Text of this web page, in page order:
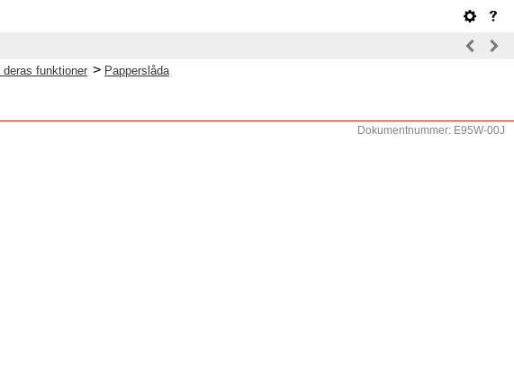
deras funktioner > Papperslåda
Dokumentnummer: E95W-00J